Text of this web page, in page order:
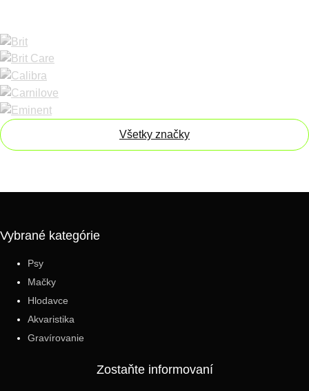
Všetky značky
Vybrané kategórie
Psy
Mačky
Hlodavce
Akvaristika
Gravírovanie
Zostaňte informovaní